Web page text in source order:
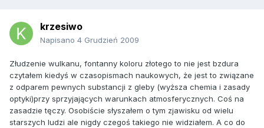
krzesiwo
Napisano 4 Grudzień 2009
Złudzenie wulkanu, fontanny koloru złotego to nie jest bzdura
czytałem kiedyś w czasopismach naukowych, że jest to związane
z odparem pewnych substancji z gleby (wyższa chemia i zasady
optyki)przy sprzyjających warunkach atmosferycznych. Coś na
zasadzie tęczy. Osobiście słyszałem o tym zjawisku od wielu
starszych ludzi ale nigdy czegoś takiego nie widziałem. A co do